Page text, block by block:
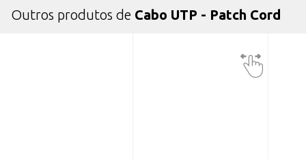
Outros produtos de Cabo UTP - Patch Cord